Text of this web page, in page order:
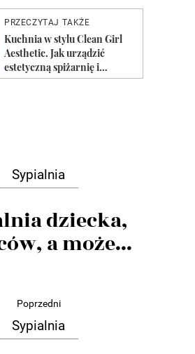
Sypialnia
dziecka,
a może...
Poprzedni
Sypialnia